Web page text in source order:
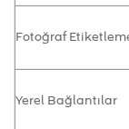
Fotoğraf
Yerel Bağlantılar